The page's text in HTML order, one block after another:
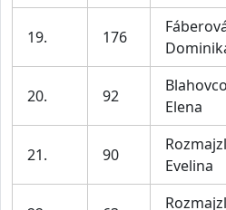
19. 176
20. 92
Elena
21. 90
Evelina